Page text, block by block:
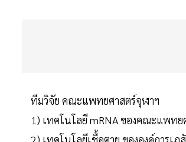
ทีมวิจัย คณะแพทยศาสตร์จุฬาฯ
1) เทคโนโลยี mRNA ของคณะแพท